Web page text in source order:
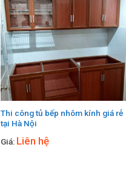
Thi công tủ bếp nhôm kính giá rẻ
tại Hà Nội
Giá: Liên hệ